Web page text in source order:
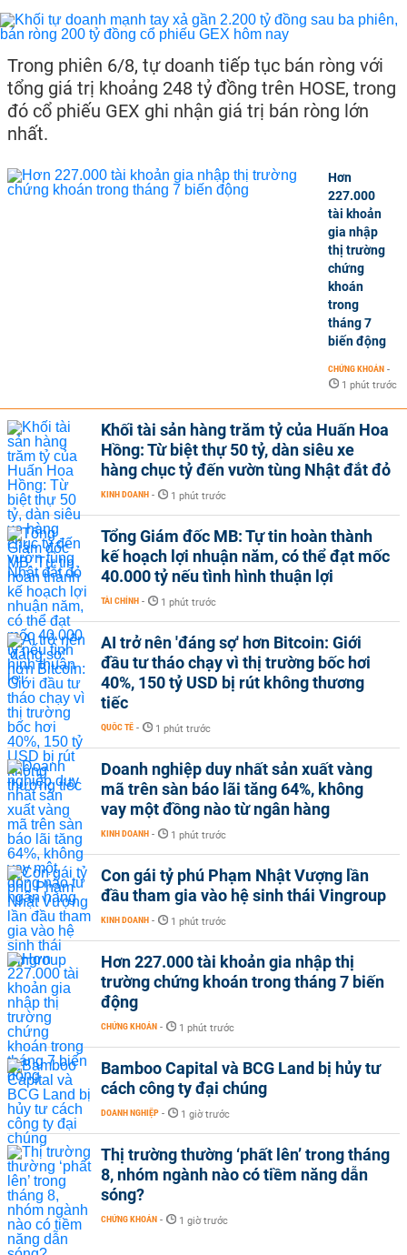
Trong phiên 6/8, tự doanh tiếp tục bán ròng với
tổng giá trị khoảng 248 tỷ đồng trên HOSE, trong
đó cổ phiếu GEX ghi nhận giá trị bán ròng lớn
nhất.
Hơn
227.000
tài khoản
gia nhập
thị trường
chứng
khoán
trong
tháng 7
biến động
CHỨNG KHOÁN -
1 phút trước
Khối tài sản hàng trăm tỷ của Huấn Hoa
Hồng: Từ biệt thự 50 tỷ, dàn siêu xe
hàng chục tỷ đến vườn tùng Nhật đắt đỏ
KINH DOANH - 1 phút trước
Tổng Giám đốc MB: Tự tin hoàn thành
kế hoạch lợi nhuận năm, có thể đạt mốc
40.000 tỷ nếu tình hình thuận lợi
TÀI CHÍNH - 1 phút trước
AI trở nên 'đáng sợ' hơn Bitcoin: Giới
đầu tư tháo chạy vì thị trường bốc hơi
40%, 150 tỷ USD bị rút không thương
tiếc
QUỐC TẾ - 1 phút trước
Doanh nghiệp duy nhất sản xuất vàng
mã trên sàn báo lãi tăng 64%, không
vay một đồng nào từ ngân hàng
KINH DOANH - 1 phút trước
Con gái tỷ phú Phạm Nhật Vượng lần
đầu tham gia vào hệ sinh thái Vingroup
KINH DOANH - 1 phút trước
Hơn 227.000 tài khoản gia nhập thị
trường chứng khoán trong tháng 7 biến
động
CHỨNG KHOÁN - 1 phút trước
Bamboo Capital và BCG Land bị hủy tư
cách công ty đại chúng
DOANH NGHIỆP - 1 giờ trước
Thị trường thường ‘phất lên’ trong tháng
8, nhóm ngành nào có tiềm năng dẫn
sóng?
CHỨNG KHOÁN - 1 giờ trước